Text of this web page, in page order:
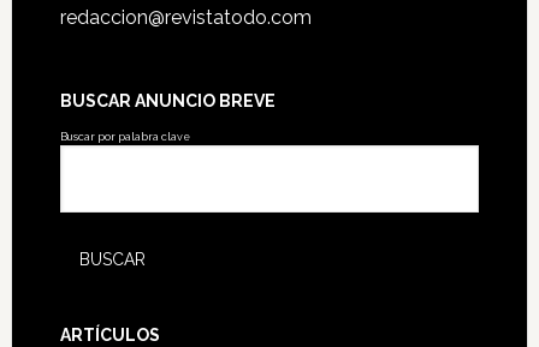
redaccion@revistatodo.com
BUSCAR ANUNCIO BREVE
Buscar por palabra clave
ARTÍCULOS